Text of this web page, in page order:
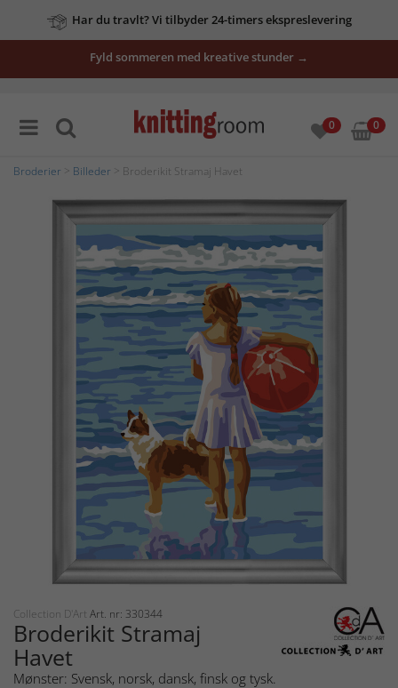
Har du travlt? Vi tilbyder 24-timers ekspreslevering
Fyld sommeren med kreative stunder →
0 0
Broderier Billeder > Broderikit Stramaj Havet
Collection D'Art Art. nr: 330344
Broderikit Stramaj
Havet
Mønster: Svensk, norsk, dansk, finsk og tysk.